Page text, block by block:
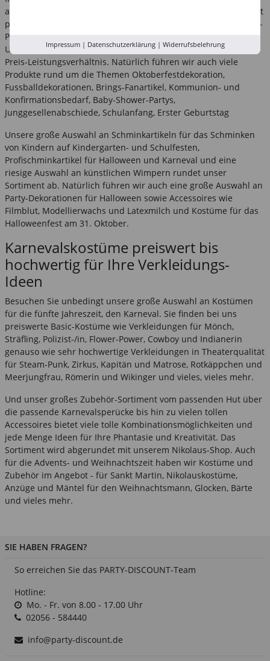
auch alles für Ihre Motto-Party egal, ob Sie ein italienisches Fest
planen oder eine mexikanische Fiesta, eine Beach- oder Hawaii-
Party, eine Verabschiedungsparty nach Australien oder in die
USA hier bei uns werden Sie fündig und das zu einem fairen
Preis-Leistungsverhältnis. Natürlich führen wir auch viele
Produkte rund um die Themen Oktoberfestdekoration,
Fussballdekorationen, Brings-Fanartikel, Kommunion- und
Konfirmationsbedarf, Baby-Shower-Partys,
Junggesellenabschiede, Schulanfang, Erster Geburtstag
Unsere große Auswahl an Schminkartikeln für das Schminken
von Kindern auf Kindergarten- und Schulfesten,
Profischminkartikel für Halloween und Karneval und eine
riesige Auswahl an künstlichen Wimpern rundet unser
Sortiment ab. Natürlich führen wir auch eine große Auswahl an
Party-Dekorationen für Halloween sowie Accessoires wie
Filmblut, Modellierwachs und Latexmilch und Kostüme für das
Halloweenfest am 31. Oktober.
Karnevalskostüme preiswert bis
hochwertig für Ihre Verkleidungs-
Ideen
Besuchen Sie unbedingt unsere große Auswahl an Kostümen
für die fünfte Jahreszeit, den Karneval. Sie finden bei uns
preiswerte Basic-Kostüme wie Verkleidungen für Mönch,
Sträfling, Polizist-/in, Flower-Power, Cowboy und Indianerin
genauso wie sehr hochwertige Verkleidungen in Theaterqualität
für Steam-Punk, Zirkus, Kapitän und Matrose, Rotkäppchen und
Meerjungfrau, Römerin und Wikinger und vieles, vieles mehr.
Und unser großes Zubehör-Sortiment vom passenden Hut über
die passende Karnevalsperücke bis hin zu vielen tollen
Accessoires bietet viele tolle Kombinationsmöglichkeiten und
jede Menge Ideen für Ihre Phantasie und Kreativität. Das
Sortiment wird abgerundet mit unserem Nikolaus-Shop. Auch
für die Advents- und Weihnachtszeit haben wir Kostüme und
Zubehör im Angebot - für Sankt Martin, Nikolauskostüme,
Anzüge und Mäntel für den Weihnachtsmann, Glocken, Bärte
und vieles mehr.
SIE HABEN FRAGEN?
So erreichen Sie das PARTY-DISCOUNT-Team
Hotline:
Mo. - Fr. von 8.00 - 17.00 Uhr
02056 - 584440
info@party-discount.de
Impressum| Datenschutzerklärung| Widerrufsbelehrung